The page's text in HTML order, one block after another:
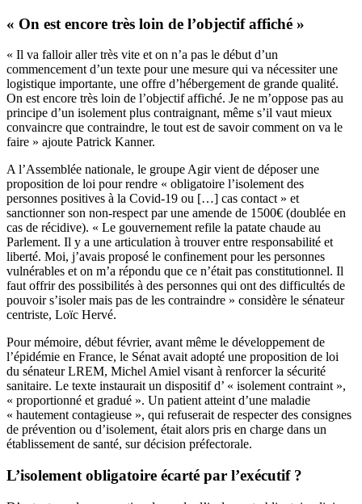
« On est encore très loin de l’objectif affiché »
« Il va falloir aller très vite et on n’a pas le début d’un
commencement d’un texte pour une mesure qui va nécessiter une
logistique importante, une offre d’hébergement de grande qualité.
On est encore très loin de l’objectif affiché. Je ne m’oppose pas au
principe d’un isolement plus contraignant, même s’il vaut mieux
convaincre que contraindre, le tout est de savoir comment on va le
faire » ajoute Patrick Kanner.
A l’Assemblée nationale, le groupe Agir vient de déposer une
proposition de loi pour rendre « obligatoire l’isolement des
personnes positives à la Covid-19 ou […] cas contact » et
sanctionner son non-respect par une amende de 1500€ (doublée en
cas de récidive). « Le gouvernement refile la patate chaude au
Parlement. Il y a une articulation à trouver entre responsabilité et
liberté. Moi, j’avais proposé le confinement pour les personnes
vulnérables et on m’a répondu que ce n’était pas constitutionnel. Il
faut offrir des possibilités à des personnes qui ont des difficultés de
pouvoir s’isoler mais pas de les contraindre » considère le sénateur
centriste, Loïc Hervé.
Pour mémoire, début février, avant même le développement de
l’épidémie en France, le Sénat avait adopté une proposition de loi
du sénateur LREM, Michel Amiel visant à renforcer la sécurité
sanitaire. Le texte instaurait un dispositif d’ « isolement contraint »,
« proportionné et gradué ». Un patient atteint d’une maladie
« hautement contagieuse », qui refuserait de respecter des consignes
de prévention ou d’isolement, était alors pris en charge dans un
établissement de santé, sur décision préfectorale.
L’isolement obligatoire écarté par l’exécutif ?